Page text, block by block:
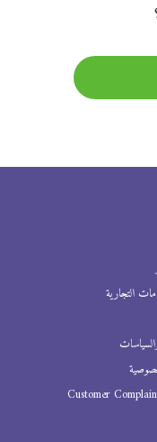
التجارية
Customer